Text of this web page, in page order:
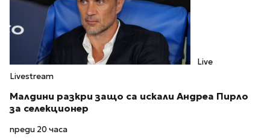
Live
Livestream
Малдини разкри защо са искали Андреа Пирло
за селекционер
преди 20 часа